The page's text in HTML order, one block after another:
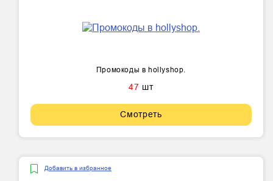
Промокоды в hollyshop.
47 шт
Смотреть
Добавить в избранное